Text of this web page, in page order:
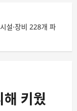
설·장비 228개 파
해 키웠